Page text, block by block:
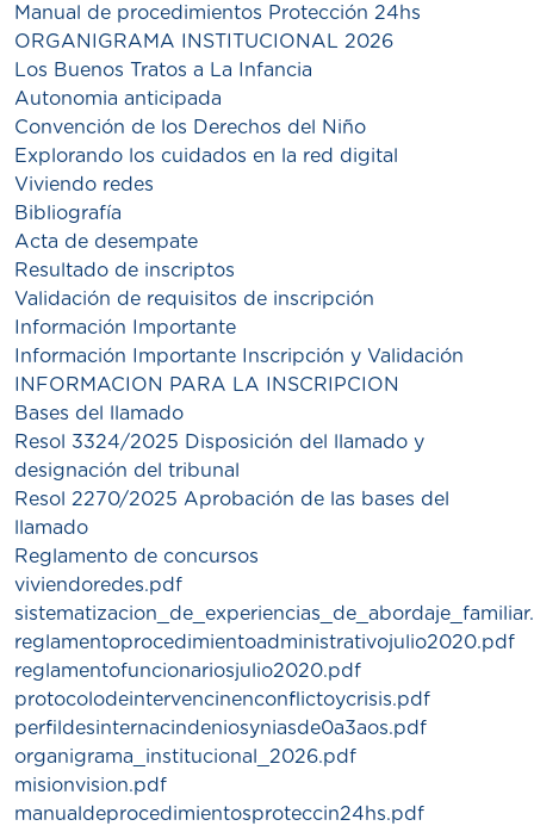
Manual de procedimientos Protección 24hs
ORGANIGRAMA INSTITUCIONAL 2026
Los Buenos Tratos a La Infancia
Autonomia anticipada
Convención de los Derechos del Niño
Explorando los cuidados en la red digital
Viviendo redes
Bibliografía
Acta de desempate
Resultado de inscriptos
Validación de requisitos de inscripción
Información Importante
Información Importante Inscripción y Validación
INFORMACION PARA LA INSCRIPCION
Bases del llamado
Resol 3324/2025 Disposición del llamado y
designación del tribunal
Resol 2270/2025 Aprobación de las bases del
llamado
Reglamento de concursos
viviendoredes.pdf
reglamentoprocedimientoadministrativojulio2020.pdf
reglamentofuncionariosjulio2020.pdf
protocolodeintervencinenconflictoycrisis.pdf
perfildesinternacindeniosyniasde0a3aos.pdf
organigrama_institucional_2026.pdf
misionvision.pdf
manualdeprocedimientosproteccin24hs.pdf